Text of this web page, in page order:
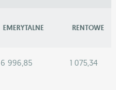
EMERYTALNE RENTOWE
6 996,85 1 075,34